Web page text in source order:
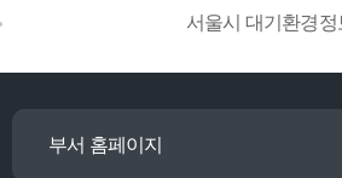
서울시 대기환경정
부서 홈페이지